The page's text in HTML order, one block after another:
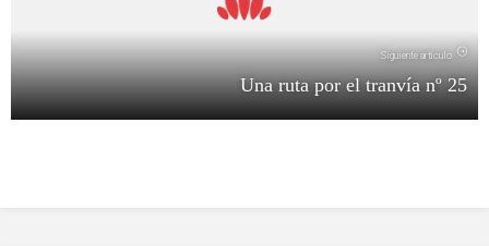
Siguiente artículo
Una ruta por el tranvía nº 25